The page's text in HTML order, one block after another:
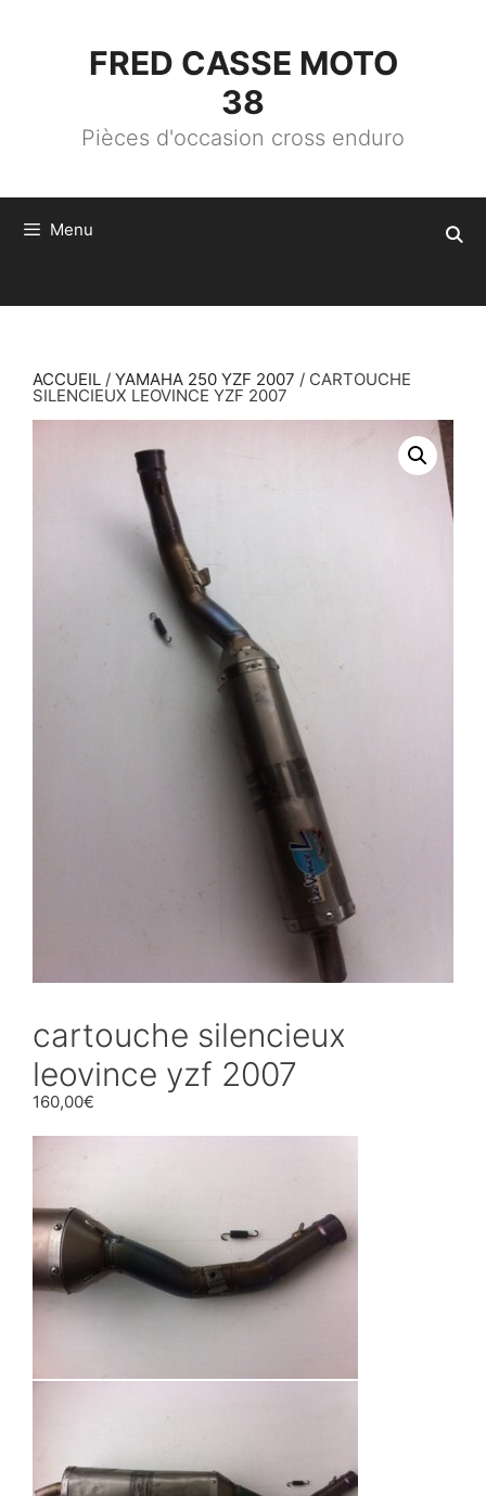
FRED CASSE MOTO
38
Pièces d'occasion cross enduro
Menu
ACCUEIL / YAMAHA 250 YZF 2007 / CARTOUCHE
SILENCIEUX LEOVINCE YZF 2007
cartouche silencieux
leovince yzf 2007
160,00€